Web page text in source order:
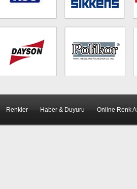
Renkler Haber & Duyuru Online Renk